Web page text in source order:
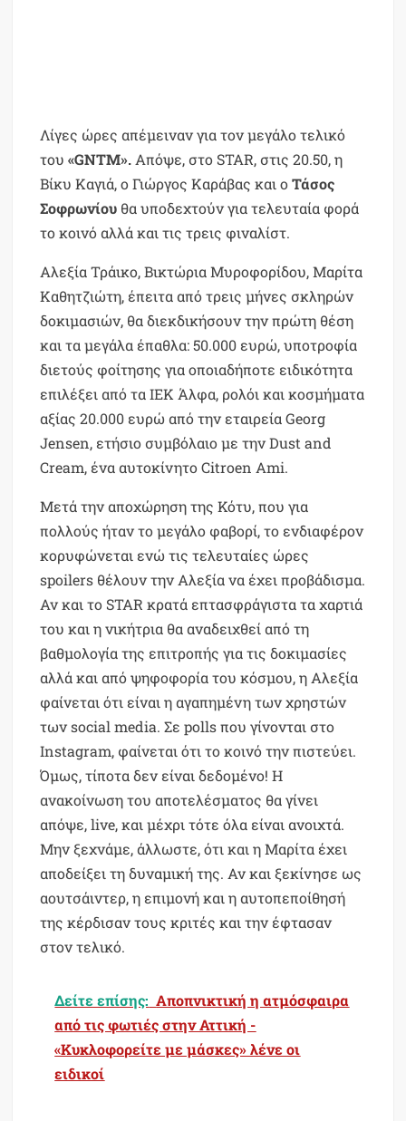
Λίγες ώρες απέμειναν για τον μεγάλο τελικό
του«GNTM». Απόψε, στο STAR, στις 20.50, η
Βίκυ Καγιά, ο Γιώργος Καράβας και οΤάσος
Σοφρωνίου θα υποδεχτούν για τελευταία φορά
το κοινό αλλά και τις τρεις φιναλίστ.
Αλεξία Τράικο, Βικτώρια Μυροφορίδου, Μαρίτα
Καθητζιώτη, έπειτα από τρεις μήνες σκληρών
δοκιμασιών, θα διεκδικήσουν την πρώτη θέση
και τα μεγάλα έπαθλα: 50.000 ευρώ, υποτροφία
διετούς φοίτησης για οποιαδήποτε ειδικότητα
επιλέξει από τα ΙΕΚ Άλφα, ρολόι και κοσμήματα
αξίας 20.000 ευρώ από την εταιρεία Georg
Jensen, ετήσιο συμβόλαιο με την Dust and
Cream, ένα αυτοκίνητο Citroen Ami.
Μετά την αποχώρηση της Κότυ, που για
πολλούς ήταν το μεγάλο φαβορί, το ενδιαφέρον
κορυφώνεται ενώ τις τελευταίες ώρες
spoilers θέλουν την Αλεξία να έχει προβάδισμα.
Αν και το STAR κρατά επτασφράγιστα τα χαρτιά
του και η νικήτρια θα αναδειχθεί από τη
βαθμολογία της επιτροπής για τις δοκιμασίες
αλλά και από ψηφοφορία του κόσμου, η Αλεξία
φαίνεται ότι είναι η αγαπημένη των χρηστών
των social media. Σε polls που γίνονται στο
Instagram, φαίνεται ότι το κοινό την πιστεύει.
Όμως, τίποτα δεν είναι δεδομένο! Η
ανακοίνωση του αποτελέσματος θα γίνει
απόψε, live, και μέχρι τότε όλα είναι ανοιχτά.
Μην ξεχνάμε, άλλωστε, ότι και η Μαρίτα έχει
αποδείξει τη δυναμική της. Αν και ξεκίνησε ως
αουτσάιντερ, η επιμονή και η αυτοπεποίθησή
της κέρδισαν τους κριτές και την έφτασαν
στον τελικό.
Δείτε επίσης: Αποπνικτική η ατμόσφαιρα
από τις φωτιές στην Αττική -
«Κυκλοφορείτε με μάσκες» λένε οι
ειδικοί